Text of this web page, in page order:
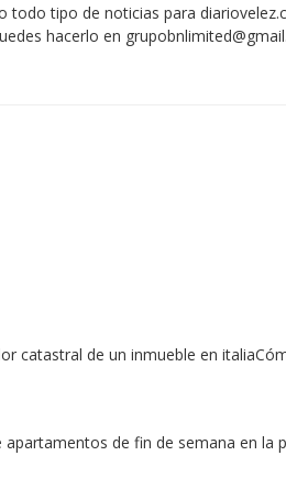
todo tipo de noticias para
hacerlo en
catastral de un inmueble en
de fin de semana en